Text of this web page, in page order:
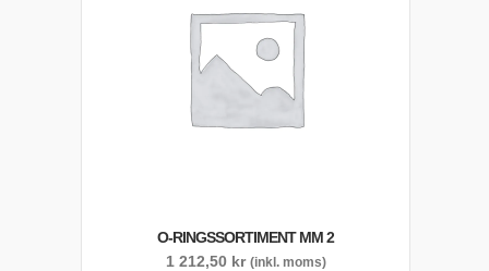
O-RINGSSORTIMENT MM 2
1 212,50 kr (inkl. moms)